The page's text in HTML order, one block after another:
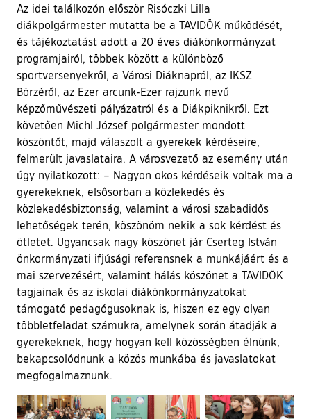
Az idei találkozón először Risóczki Lilla
diákpolgármester mutatta be a TAVIDÖK működését,
és tájékoztatást adott a 20 éves diákönkormányzat
programjairól, többek között a különböző
sportversenyekről, a Városi Diáknapról, az IKSZ
Börzéről, az Ezer arcunk-Ezer rajzunk nevű
képzőművészeti pályázatról és a Diákpiknikről. Ezt
követően Michl József polgármester mondott
köszöntőt, majd válaszolt a gyerekek kérdéseire,
felmerült javaslataira. A városvezető az esemény után
úgy nyilatkozott: – Nagyon okos kérdéseik voltak ma a
gyerekeknek, elsősorban a közlekedés és
közlekedésbiztonság, valamint a városi szabadidős
lehetőségek terén, köszönöm nekik a sok kérdést és
ötletet. Ugyancsak nagy köszönet jár Cserteg István
önkormányzati ifjúsági referensnek a munkájáért és a
mai szervezésért, valamint hálás köszönet a TAVIDÖK
tagjainak és az iskolai diákönkormányzatokat
támogató pedagógusoknak is, hiszen ez egy olyan
többletfeladat számukra, amelynek során átadják a
gyerekeknek, hogy hogyan kell közösségben élnünk,
bekapcsolódnunk a közös munkába és javaslatokat
megfogalmaznunk.
Ugrás a galéria utánra